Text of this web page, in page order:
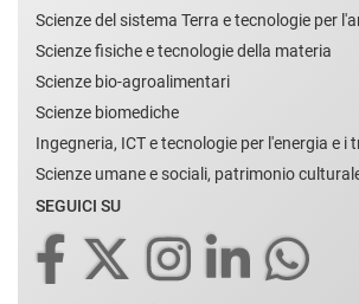
Scienze del sistema Terra e tecnologie per
Scienze fisiche e tecnologie della materia
Scienze bio-agroalimentari
Scienze biomediche
Ingegneria, ICT e tecnologie per l'energia e i
Scienze umane e sociali, patrimonio
SEGUICI SU